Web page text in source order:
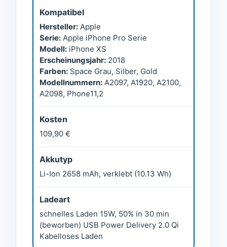
Kompatibel
Hersteller: Apple
Serie: Apple iPhone Pro Serie
Modell: iPhone XS
Erscheinungsjahr: 2018
Farben: Space Grau, Silber, Gold
Modellnummern: A2097, A1920, A2100,
A2098, Phone11,2
Kosten
109,90 €
Akkutyp
Li-Ion 2658 mAh, verklebt (10.13 Wh)
Ladeart
schnelles Laden 15W, 50% in 30 min
(beworben) USB Power Delivery 2.0 Qi
Kabelloses Laden